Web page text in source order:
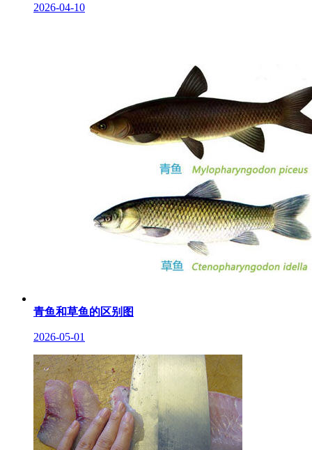
2026-04-10
青鱼和草鱼的区别图
2026-05-01